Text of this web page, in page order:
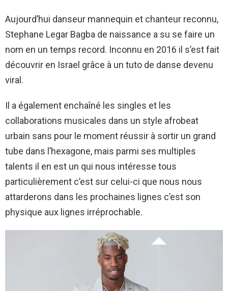
Aujourd’hui danseur mannequin et chanteur reconnu,
Stephane Legar Bagba de naissance a su se faire un
nom en un temps record. Inconnu en 2016 il s’est fait
découvrir en Israel grâce à un tuto de danse devenu
viral.
Il a également enchaîné les singles et les
collaborations musicales dans un style afrobeat
urbain sans pour le moment réussir à sortir un grand
tube dans l’hexagone, mais parmi ses multiples
talents il en est un qui nous intéresse tous
particulièrement c’est sur celui-ci que nous nous
attarderons dans les prochaines lignes c’est son
physique aux lignes irréprochable.